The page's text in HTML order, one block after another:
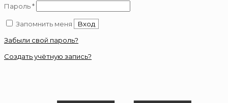
Пароль*Обязательно
Запомнить меня
Вход
Забыли свой пароль?
Создать учётную запись?